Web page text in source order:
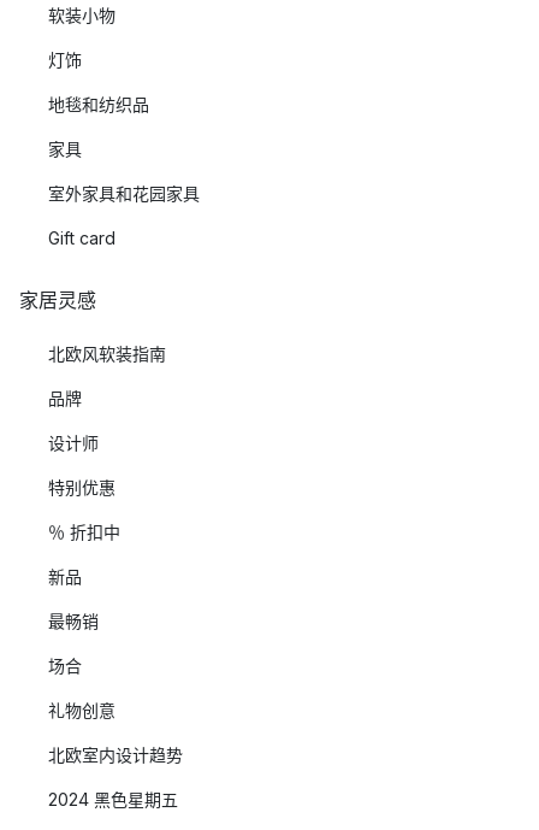
软装小物
灯饰
地毯和纺织品
家具
室外家具和花园家具
Gift card
家居灵感
北欧风软装指南
品牌
设计师
特别优惠
％ 折扣中
新品
最畅销
场合
礼物创意
北欧室内设计趋势
2024 黑色星期五